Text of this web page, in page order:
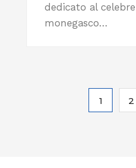
dedicato al
monegasco…
1 2